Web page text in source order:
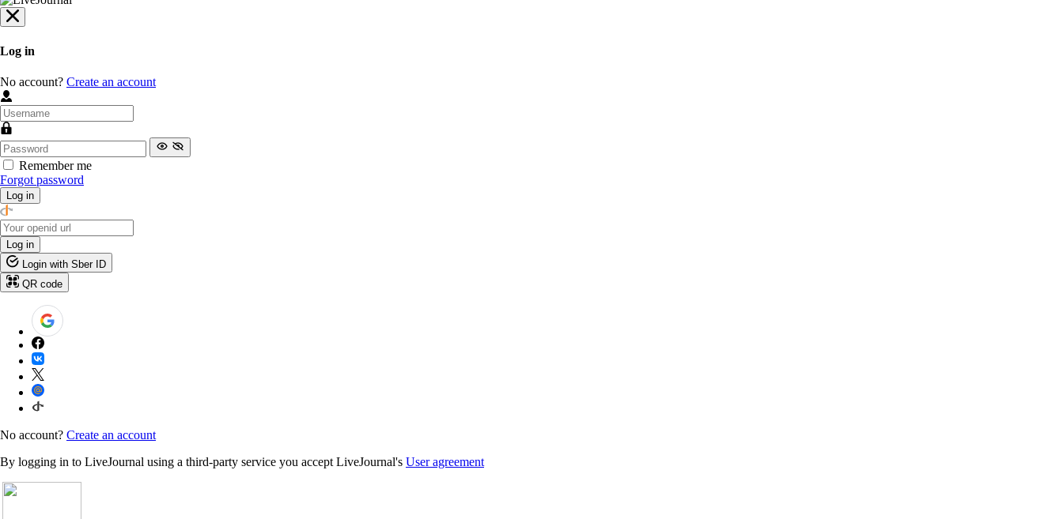
Log in
No account? Create an account
Remember me
Forgot password
Log in
Log in
Login with Sber ID
QR code
No account? Create an account
By logging in to LiveJournal using a third-party service you accept LiveJournal's User agreement